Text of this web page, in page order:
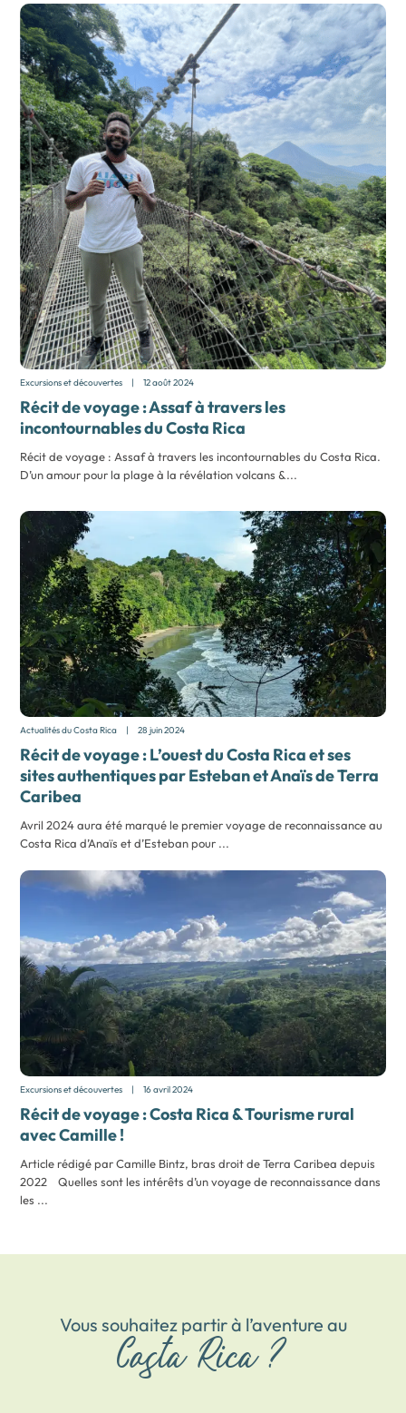
Excursions et découvertes | 12 août 2024
Récit de voyage : Assaf à travers les
incontournables du Costa Rica
Récit de voyage : Assaf à travers les incontournables du Costa Rica.
D’un amour pour la plage à la révélation volcans &...
Actualités du Costa Rica | 28 juin 2024
Récit de voyage : L’ouest du Costa Rica et ses
sites authentiques par Esteban et Anaïs de Terra
Caribea
Avril 2024 aura été marqué le premier voyage de reconnaissance au
Costa Rica d’Anaïs et d’Esteban pour ...
Excursions et découvertes | 16 avril 2024
Récit de voyage : Costa Rica & Tourisme rural
avec Camille !
Article rédigé par Camille Bintz, bras droit de Terra Caribea depuis
2022 Quelles sont les intérêts d’un voyage de reconnaissance dans
les ...
Vous souhaitez partir à l’aventure au
Costa Rica ?